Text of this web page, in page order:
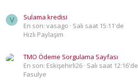
V
Sulama kredisi
En son: vasago
Salı saat 15:11'de
Hızlı Paylaşım
TMO Ödeme Sorgulama Sayfası
En son: Eskişehirli26 Salı saat 12:16'de
Fasulye